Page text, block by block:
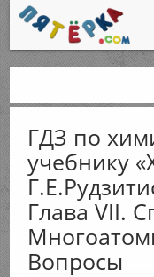
ГДЗ по
учебнику
Глава VII.
Вопросы